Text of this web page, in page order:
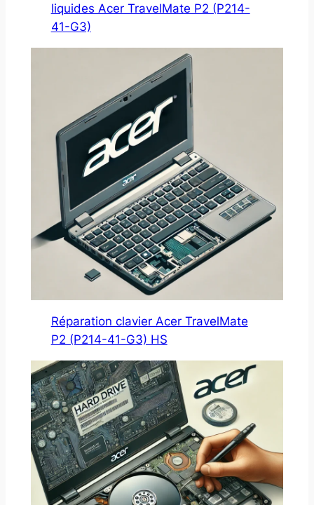
liquides Acer TravelMate P2 (P214-
41-G3)
Réparation clavier Acer TravelMate
P2 (P214-41-G3) HS